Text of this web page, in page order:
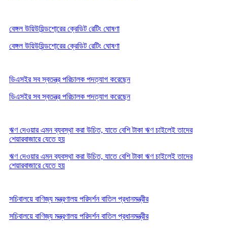
বেঙ্গল উয়িউয়িন্ডশো্রের ক্রেডিট রেটিং ঘোষণা
বেঙ্গল উয়িউয়িন্ডশো্রের ক্রেডিট রেটিং ঘোষণা
ডিএসইর সব স্বতন্ত্র পরিচালক পদত্যাগ করেছেন
ডিএসইর সব স্বতন্ত্র পরিচালক পদত্যাগ করেছেন
ঋণ দেওয়ার এমন ব্যবস্থা করা উচিত, যাতে বেশি টাকা ঋণ চাইলেই তাদের
শেয়ারবাজারে যেতে হয়
ঋণ দেওয়ার এমন ব্যবস্থা করা উচিত, যাতে বেশি টাকা ঋণ চাইলেই তাদের
শেয়ারবাজারে যেতে হয়
সচিবালয়ে বাণিজ্য মন্ত্রণালয় পরিদর্শন বাতিল প্রধানমন্ত্রীর
সচিবালয়ে বাণিজ্য মন্ত্রণালয় পরিদর্শন বাতিল প্রধানমন্ত্রীর